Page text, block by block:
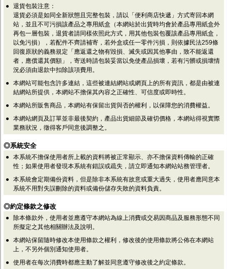
● 退貨包裝注意：
退貨必須是如同全新狀態且完整包裝，請以「便利商店快遞」方式寄回本網
站，並且不可污損該產品之專用紙盒（本網站於出貨時均會於產品專用紙盒外
再包一層包裝，退貨者請同樣依照此方式，用其他包裝包覆該產品專用紙盒，
以免污損），若配件不齊請補寄，若外盒或任一零件污損，則依據民法259條
回復原狀的義務規定「應返還之物有毀損、滅失或因其他事由，致不能返還
者，應償還其價額」，寄送時請包裝妥當以免使產品損壞，若有污髒或損壞情
況必須由退款中扣除該項費用。
● 本網站可能包含許多連結，這些被連結網站或網頁上的所有資訊，都是由被連
結網站所提供，本網站不擔保其內容之正確性、可信度或即時性。
● 本網站所販售商品，本網站有保留出貨與否的權利，以保障您的消費權益。
● 本網站網頁及訂單並非最後契約，產品出貨細節及確切價格，本網站得視實際
業務狀況，徵得客戶同意後調整之。
◎系統安全
● 本系統不擔保使用者所上載的資料將被正常顯示、亦不擔保資料傳輸的正確
性；如果使用者發現本系統有錯誤或疏失，請立即通知本網站站務管理者。
● 本系統會定期備份資料，但是除非本系統有故意或重大過失，使用者應同意本
系統不用對失誤刪除的資料或備份儲存失敗的資料負責。
◎約定條款之修改
●
除本條款外，使用者並應遵守本網站為線上消費或交易因商品及服務形態不同
所擬定之其他相關辦法及說明。
● 本網站保留隨時修改本使用條款之權利，修改後的使用條款將公佈在本網站
上，不另外個別通知使用者。
● 使用者在每次消費時都應主動了解並同意遵守修改後之約定條款。